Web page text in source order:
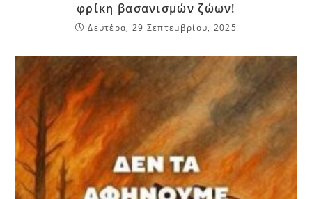
φρίκη βασανισμών ζώων!
Δευτέρα, 29 Σεπτεμβρίου, 2025